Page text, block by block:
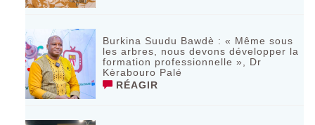
Burkina Suudu Bawdè : « Même sous
les arbres, nous devons développer la
formation professionnelle », Dr
Kèrabouro Palé
RÉAGIR